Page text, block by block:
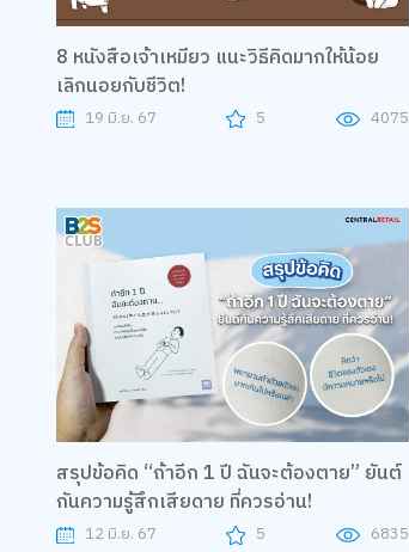
8 หนังสือเจ้าเหมียว แนะวิธีคิดมากให้น้อย
เลิกนอยกับชีวิต!
19 มิ.ย. 67 5 4075
สรุปข้อคิด “ถ้าอีก 1 ปี ฉันจะต้องตาย” ยันต์
กันความรู้สึกเสียดาย ที่ควรอ่าน!
12 มิ.ย. 67 5 6835